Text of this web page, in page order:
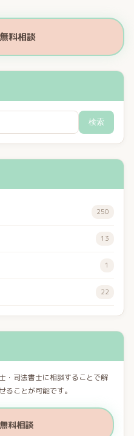
料相談
検索
250
13
1
22
・司法書士に相談することで解
ることが可能です。
料相談